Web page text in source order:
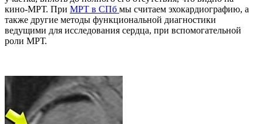
кино-МРТ. При МРТ в СПб мы считаем эхокардиографию, а
также другие методы функциональной диагностики
ведущими для исследования сердца, при вспомогательной
роли МРТ.